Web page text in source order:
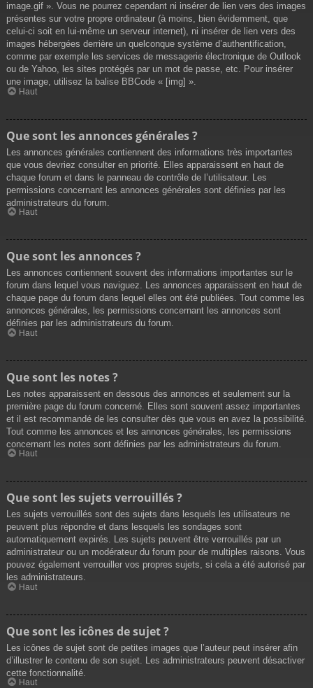
image.gif ». Vous ne pourrez cependant ni insérer de lien vers des images
présentes sur votre propre ordinateur (à moins, bien évidemment, que
celui-ci soit en lui-même un serveur internet), ni insérer de lien vers des
images hébergées derrière un quelconque système d’authentification,
comme par exemple les services de messagerie électronique de Outlook
ou de Yahoo, les sites protégés par un mot de passe, etc. Pour insérer
une image, utilisez la balise BBCode « [img] ».
Haut
Que sont les annonces générales ?
Les annonces générales contiennent des informations très importantes
que vous devriez consulter en priorité. Elles apparaissent en haut de
chaque forum et dans le panneau de contrôle de l’utilisateur. Les
permissions concernant les annonces générales sont définies par les
administrateurs du forum.
Haut
Que sont les annonces ?
Les annonces contiennent souvent des informations importantes sur le
forum dans lequel vous naviguez. Les annonces apparaissent en haut de
chaque page du forum dans lequel elles ont été publiées. Tout comme les
annonces générales, les permissions concernant les annonces sont
définies par les administrateurs du forum.
Haut
Que sont les notes ?
Les notes apparaissent en dessous des annonces et seulement sur la
première page du forum concerné. Elles sont souvent assez importantes
et il est recommandé de les consulter dès que vous en avez la possibilité.
Tout comme les annonces et les annonces générales, les permissions
concernant les notes sont définies par les administrateurs du forum.
Haut
Que sont les sujets verrouillés ?
Les sujets verrouillés sont des sujets dans lesquels les utilisateurs ne
peuvent plus répondre et dans lesquels les sondages sont
automatiquement expirés. Les sujets peuvent être verrouillés par un
administrateur ou un modérateur du forum pour de multiples raisons. Vous
pouvez également verrouiller vos propres sujets, si cela a été autorisé par
les administrateurs.
Haut
Que sont les icônes de sujet ?
Les icônes de sujet sont de petites images que l’auteur peut insérer afin
d’illustrer le contenu de son sujet. Les administrateurs peuvent désactiver
cette fonctionnalité.
Haut